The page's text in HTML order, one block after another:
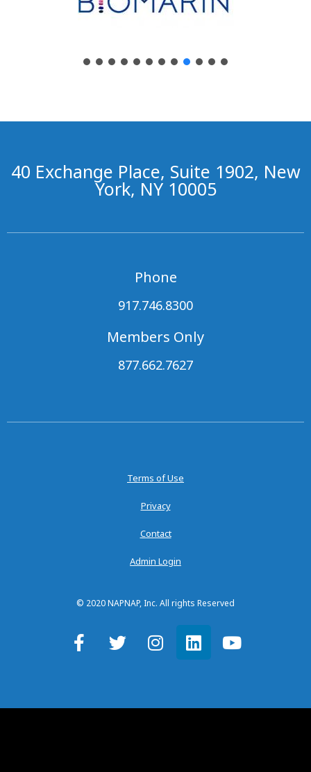
40 Exchange Place, Suite 1902, New
York, NY 10005
Phone
917.746.8300
Members Only
877.662.7627
Terms of Use
Privacy
Contact
Admin Login
© 2020 NAPNAP, Inc. All rights Reserved